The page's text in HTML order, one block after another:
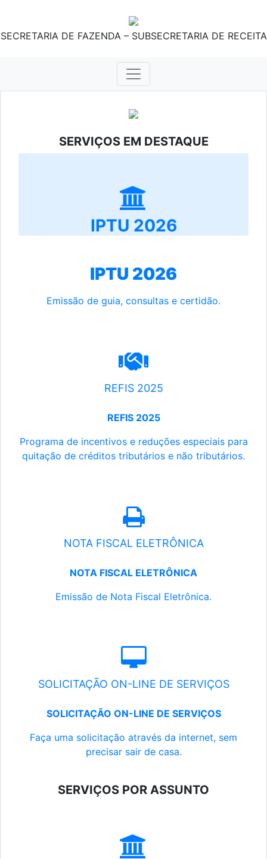
SECRETARIA DE FAZENDA – SUBSECRETARIA DE RECEITA
SERVIÇOS EM DESTAQUE
IPTU 2026
IPTU 2026
Emissão de guia, consultas e certidão.
REFIS 2025
REFIS 2025
Programa de incentivos e reduções especiais para
quitação de créditos tributários e não tributários.
NOTA FISCAL ELETRÔNICA
NOTA FISCAL ELETRÔNICA
Emissão de Nota Fiscal Eletrônica.
SOLICITAÇÃO ON-LINE DE SERVIÇOS
SOLICITAÇÃO ON-LINE DE SERVIÇOS
Faça uma solicitação através da internet, sem
precisar sair de casa.
SERVIÇOS POR ASSUNTO